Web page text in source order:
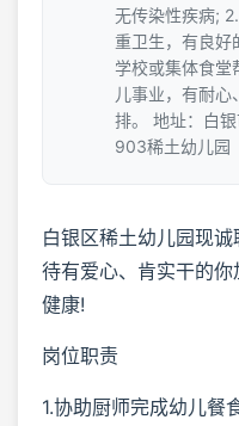
无传染性疾病;
重卫生，有良好
学校或集体食堂
儿事业，有耐心
排。 地址：白
903稀土幼儿园
白银区稀土幼儿园现
待有爱心、肯实干的
健康!
岗位职责
1.协助厨师完成幼儿餐